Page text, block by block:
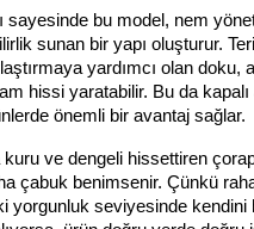
sayesinde bu model, nem
sunan bir yapı oluşturur.
yardımcı olan doku,
hissi yaratabilir. Bu da kapalı
önemli bir avantaj sağlar.
ve dengeli hissettiren
çabuk benimsenir. Çünkü
yorgunluk seviyesinde kendini